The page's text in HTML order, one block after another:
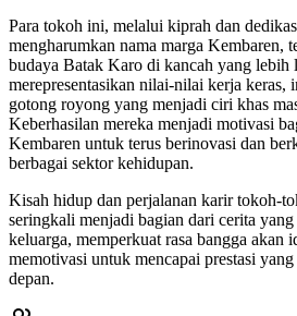
Para tokoh ini, melalui kiprah dan
mengharumkan nama marga Kembaren,
budaya Batak Karo di kancah yang lebih
merepresentasikan nilai-nilai kerja keras,
gotong royong yang menjadi ciri khas
Keberhasilan mereka menjadi motivasi
Kembaren untuk terus berinovasi dan
berbagai sektor kehidupan.
Kisah hidup dan perjalanan karir tokoh-
seringkali menjadi bagian dari cerita
keluarga, memperkuat rasa bangga akan
memotivasi untuk mencapai prestasi
depan.